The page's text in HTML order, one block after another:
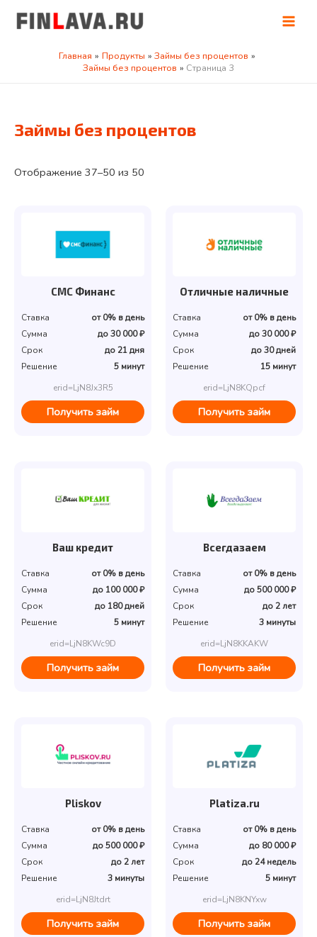
содержимому
Main
Главная Продукты
Займы без процентов
Займы без процентов
Страница 3
Займы без процентов
Отображение 37–50 из 50
СМС Финанс
Ставка
от 0% в день
Сумма
до 30 000 ₽
Срок
до 21 дня
Решение
5 минут
erid=LjN8Jx3R5
Получить займ
Отличные наличные
Ставка
от 0% в день
Сумма
до 30 000 ₽
Срок
до 30 дней
Решение
15 минут
erid=LjN8KQpcf
Получить займ
Ваш кредит
Ставка
от 0% в день
Сумма
до 100 000 ₽
Срок
до 180 дней
Решение
5 минут
erid=LjN8KWc9D
Получить займ
Всегдазаем
Ставка
от 0% в день
Сумма
до 500 000 ₽
Срок
до 2 лет
Решение
3 минуты
erid=LjN8KKAKW
Получить займ
Pliskov
Ставка
от 0% в день
Сумма
до 500 000 ₽
Срок
до 2 лет
Решение
3 минуты
erid=LjN8Jtdrt
Получить займ
Platiza.ru
Ставка
от 0% в день
Сумма
до 80 000 ₽
Срок
до 24 недель
Решение
5 минут
erid=LjN8KNYxw
Получить займ